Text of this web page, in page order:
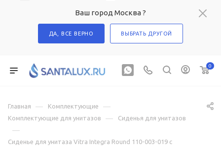
Ваш город Москва ?
ДА, ВСЕ ВЕРНО ВЫБРАТЬ ДРУГОЙ
0
Главная — Комплектующие —
Комплектующие для унитазов — Сиденья для унитазов
—
Сиденье для унитаза Vitra Integra Round 110-003-019 с